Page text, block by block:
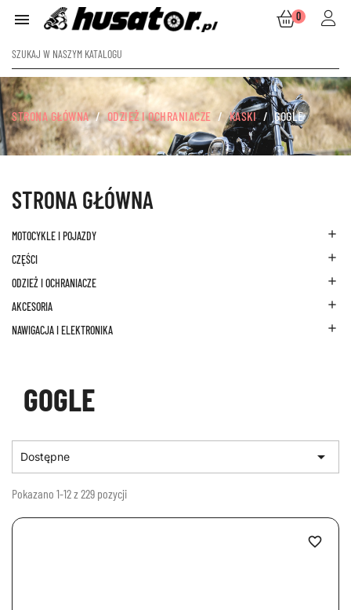
 0
STRONA GŁÓWNA ODZIEŻ I OCHRANIACZE KASKI GOGLE
STRONA GŁÓWNA
MOTOCYKLE I POJAZDY 
CZĘŚCI 
ODZIEŻ I OCHRANIACZE 
AKCESORIA 
NAWIGACJA I ELEKTRONIKA 
GOGLE
Dostępne 
Pokazano 1-12 z 229 pozycji
favorite_border